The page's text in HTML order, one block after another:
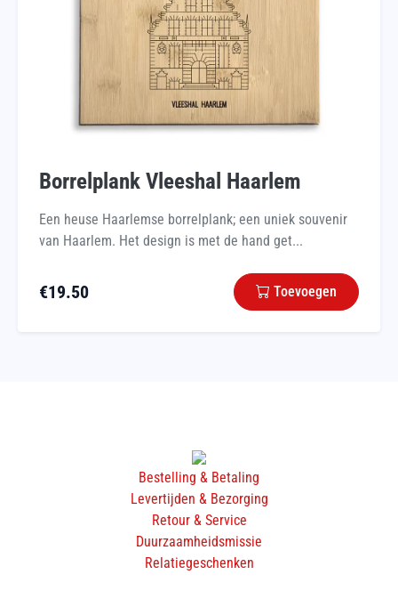
Borrelplank Vleeshal Haarlem
Een heuse Haarlemse borrelplank; een uniek souvenir
van Haarlem. Het design is met de hand get...
€19.50 Toevoegen
Bestelling & Betaling
Levertijden & Bezorging
Retour & Service
Duurzaamheidsmissie
Relatiegeschenken